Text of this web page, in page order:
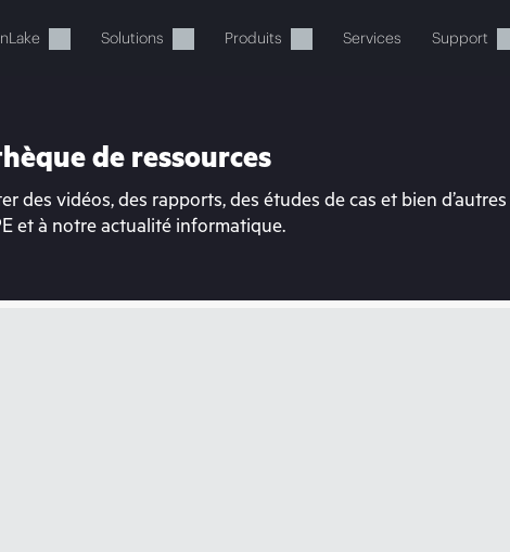
Solutions Produits Services Support
est actuellement vide
de ressources
vidéos, des rapports, des études de cas et bien
et à notre actualité informatique.